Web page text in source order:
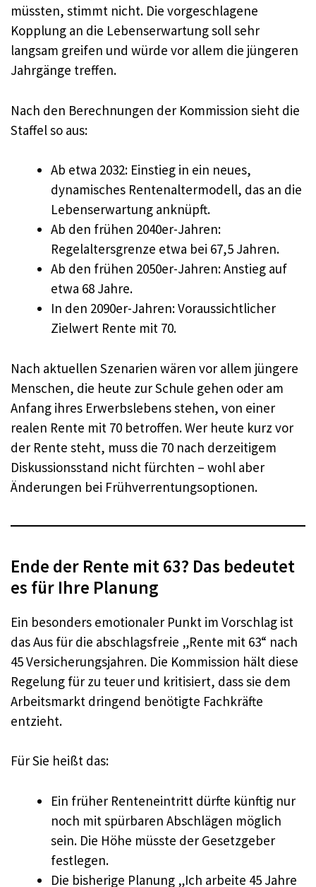
müssten, stimmt nicht. Die vorgeschlagene
Kopplung an die Lebenserwartung soll sehr
langsam greifen und würde vor allem die jüngeren
Jahrgänge treffen.
Nach den Berechnungen der Kommission sieht die
Staffel so aus:
Ab etwa 2032: Einstieg in ein neues,
dynamisches Rentenaltermodell, das an die
Lebenserwartung anknüpft.
Ab den frühen 2040er-Jahren:
Regelaltersgrenze etwa bei 67,5 Jahren.
Ab den frühen 2050er-Jahren: Anstieg auf
etwa 68 Jahre.
In den 2090er-Jahren: Voraussichtlicher
Zielwert Rente mit 70.
Nach aktuellen Szenarien wären vor allem jüngere
Menschen, die heute zur Schule gehen oder am
Anfang ihres Erwerbslebens stehen, von einer
realen Rente mit 70 betroffen. Wer heute kurz vor
der Rente steht, muss die 70 nach derzeitigem
Diskussionsstand nicht fürchten – wohl aber
Änderungen bei Frühverrentungsoptionen.
Ende der Rente mit 63? Das bedeutet
es für Ihre Planung
Ein besonders emotionaler Punkt im Vorschlag ist
das Aus für die abschlagsfreie „Rente mit 63“ nach
45 Versicherungsjahren. Die Kommission hält diese
Regelung für zu teuer und kritisiert, dass sie dem
Arbeitsmarkt dringend benötigte Fachkräfte
entzieht.
Für Sie heißt das:
Ein früher Renteneintritt dürfte künftig nur
noch mit spürbaren Abschlägen möglich
sein. Die Höhe müsste der Gesetzgeber
festlegen.
Die bisherige Planung „Ich arbeite 45 Jahre